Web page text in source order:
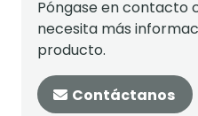
Póngase en contacto
necesita más
producto.
Contáctanos